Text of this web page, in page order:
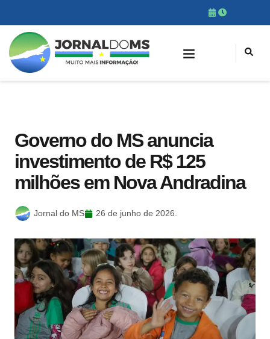
Governo do MS anuncia
investimento de R$ 125
milhões em Nova Andradina
Jornal do MS 26 de junho de 2026.